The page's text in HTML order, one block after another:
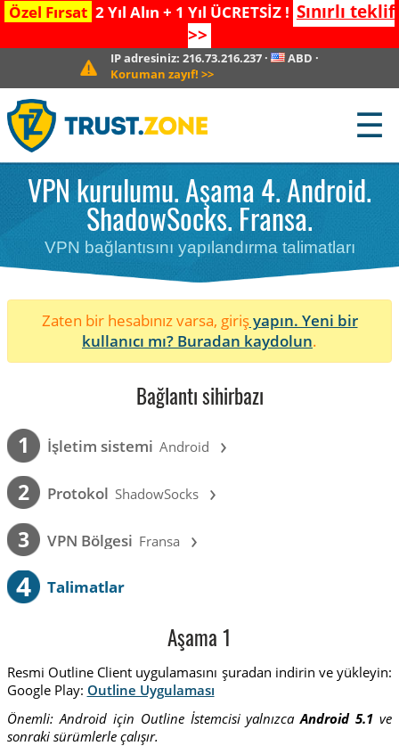
Özel Fırsat 2 Yıl Alın + 1 Yıl ÜCRETSİZ ! Sınırlı teklif
>>
IP adresiniz:216.73.216.237 · ABD ·
Koruman zayıf! >>
☰
VPN kurulumu. Aşama 4. Android.
ShadowSocks. Fransa.
VPN bağlantısını yapılandırma talimatları
Zaten bir hesabınız varsa, girişyapın. Yeni bir
kullanıcı mı? Buradan kaydolun.
Bağlantı sihirbazı
1 İşletim sistemi Android ›
2 Protokol ShadowSocks ›
3 VPN Bölgesi Fransa ›
4 Talimatlar
Aşama 1
Resmi Outline Client uygulamasını şuradan indirin ve yükleyin:
Google Play: Outline Uygulaması
Önemli: Android için Outline İstemcisi yalnızcaAndroid 5.1 ve
sonraki sürümlerle çalışır.